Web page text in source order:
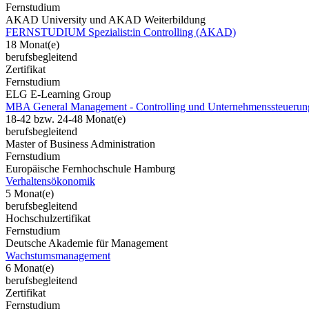
Fernstudium
AKAD University und AKAD Weiterbildung
FERNSTUDIUM Spezialist:in Controlling (AKAD)
18 Monat(e)
berufsbegleitend
Zertifikat
Fernstudium
ELG E-Learning Group
MBA General Management - Controlling und
18-42 bzw. 24-48 Monat(e)
berufsbegleitend
Master of Business Administration
Fernstudium
Europäische Fernhochschule Hamburg
Verhaltensökonomik
5 Monat(e)
berufsbegleitend
Hochschulzertifikat
Fernstudium
Deutsche Akademie für Management
Wachstumsmanagement
6 Monat(e)
berufsbegleitend
Zertifikat
Fernstudium